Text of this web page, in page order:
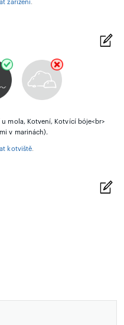
zařízení.
mola, Kotvení, Kotvící bóje<br>
v marinách).
kotviště.